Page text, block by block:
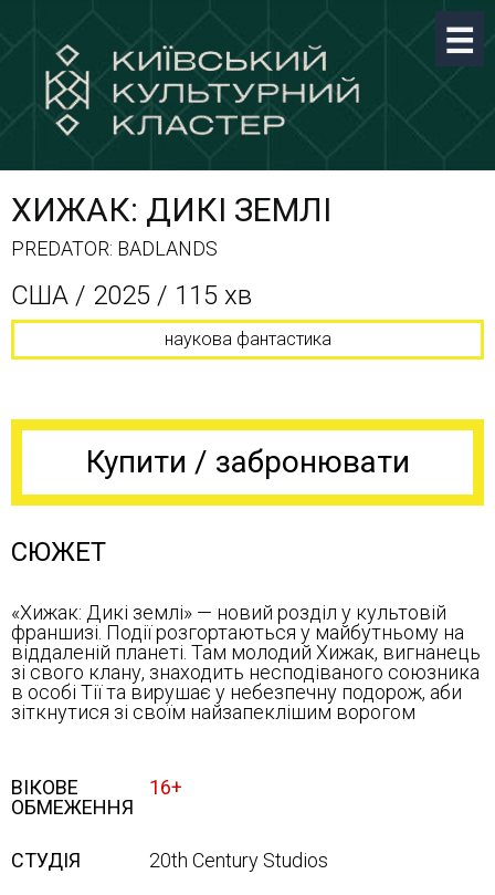
ХИЖАК: ДИКІ ЗЕМЛІ
PREDATOR: BADLANDS
США / 2025 / 115 хв
наукова фантастика
Купити / забронювати
СЮЖЕТ
«Хижак: Дикі землі» — новий розділ у культовій
франшизі. Події розгортаються у майбутньому на
віддаленій планеті. Там молодий Хижак, вигнанець
зі свого клану, знаходить несподіваного союзника
в особі Тії та вирушає у небезпечну подорож, аби
зіткнутися зі своїм найзапеклішим ворогом
ВІКОВЕ
ОБМЕЖЕННЯ
16+
СТУДІЯ 20th Century Studios